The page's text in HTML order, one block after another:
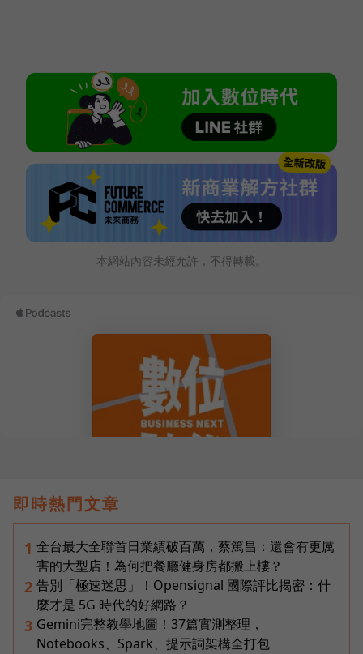
本網站內容未經允許，不得轉載。
即時熱門文章
1 全台最大全聯首日業績破百萬，蔡篤昌：還會有更厲
害的大型店！為何把餐廳健身房都搬上樓？
2 告別「極速迷思」！Opensignal 國際評比揭密：什
麼才是 5G 時代的好網路？
3 Gemini完整教學地圖！37篇實測整理，
Notebooks、Spark、提示詞架構全打包